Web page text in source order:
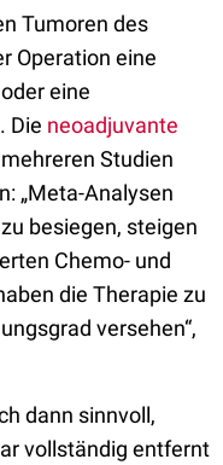
Tumoren des
Operation eine
oder eine
Die neoadjuvante
Studien
„Meta-Analysen
besiegen, steigen
Chemo- und
die Therapie zu
versehen“,
dann sinnvoll,
vollständig entfernt